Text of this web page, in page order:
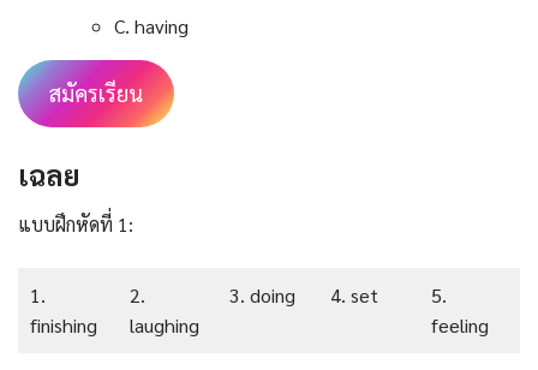
C. having
สมัครเรียน
เฉลย
แบบฝึกหัดที่ 1:
1.
finishing
2.
laughing
3. doing 4. set
5.
feeling